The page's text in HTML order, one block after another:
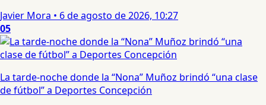
Javier Mora • 6 de agosto de 2026, 10:27
05
La tarde-noche donde la “Nona” Muñoz brindó “una clase
de fútbol” a Deportes Concepción